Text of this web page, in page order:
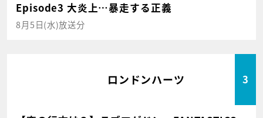
Episode3 大炎上…暴走する正義
8月5日(水)放送分
ロンドンハーツ 3